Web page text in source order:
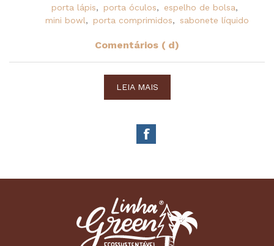
porta lápis, porta óculos, espelho de bolsa,
mini bowl, porta comprimidos, sabonete líquido
Comentários ( d)
LEIA MAIS